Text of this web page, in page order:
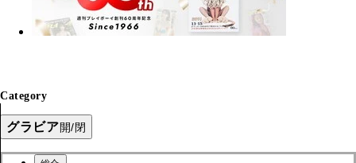
Category
グラビア開/閉